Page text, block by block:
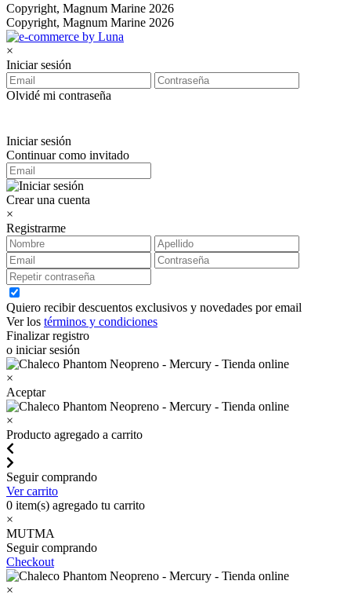
Copyright, Magnum Marine 2026
Copyright, Magnum Marine 2026
×
Iniciar sesión
Olvidé mi contraseña
Iniciar sesión
Continuar como invitado
Crear una cuenta
×
Registrarme
Quiero recibir descuentos exclusivos y novedades por email
Ver los términos y condiciones
Finalizar registro
o iniciar sesión
×
Aceptar
×
Producto agregado a carrito
Seguir comprando
Ver carrito
0 item(s) agregado tu carrito
×
MUTMA
Seguir comprando
Checkout
×